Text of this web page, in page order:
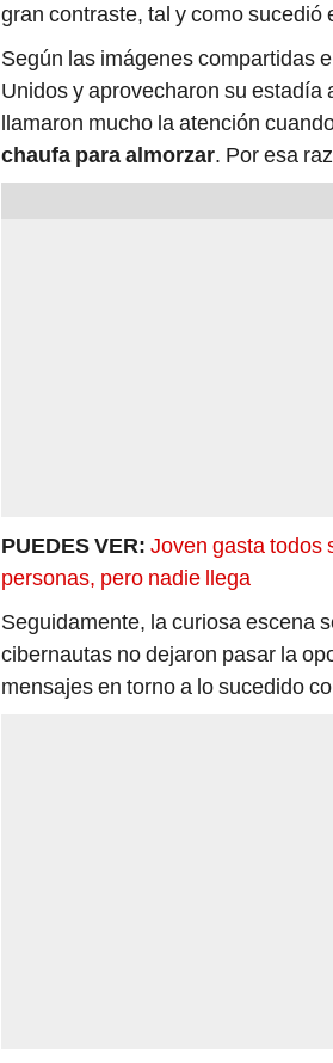
gran contraste, tal y como sucedió
Según las imágenes compartidas
Unidos y aprovecharon su estadía
llamaron mucho la atención
chaufa para almorzar. Por esa
PUEDES VER: Joven gasta todos
personas, pero nadie llega
Seguidamente, la curiosa escena
cibernautas no dejaron pasar la
mensajes en torno a lo sucedido